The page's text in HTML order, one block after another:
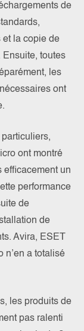
de
et la copie de
Ensuite, toutes
les
ont
ont montré
efficacement un
performance
de
de
Avira, ESET
n’en a totalisé
les produits de
pas ralenti